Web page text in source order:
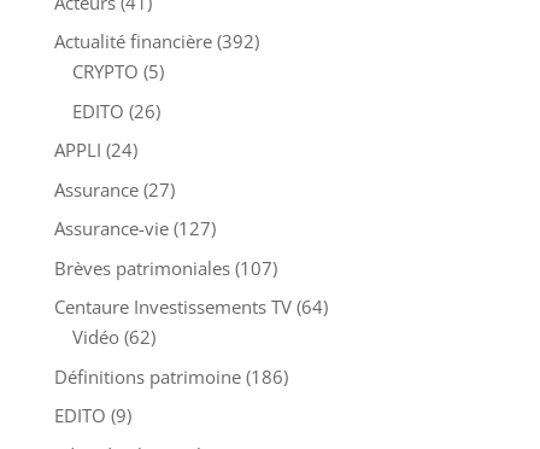
Acteurs(41)
Actualité financière (392)
CRYPTO (5)
EDITO (26)
APPLI (24)
Assurance (27)
Assurance-vie (127)
Brèves patrimoniales(107)
Centaure Investissements TV (64)
Vidéo (62)
Définitions patrimoine (186)
EDITO (9)